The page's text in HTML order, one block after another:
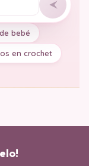
bebé
en crochet